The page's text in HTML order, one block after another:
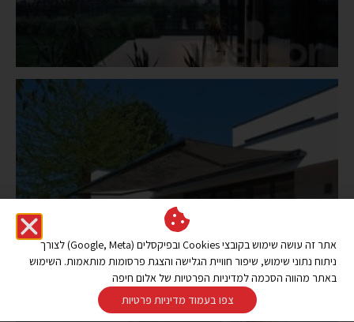
אתר זה עושה שימוש בקובצי Cookies ובפיקסלים (Google, Meta) לצורך
ניתוח נתוני שימוש, שיפור חוויית הגלישה והצגת פרסומות מותאמות. השימוש
באתר מהווה הסכמה למדיניות הפרטיות של אלום חיפה
צפו בעמוד מדיניות פרטיות